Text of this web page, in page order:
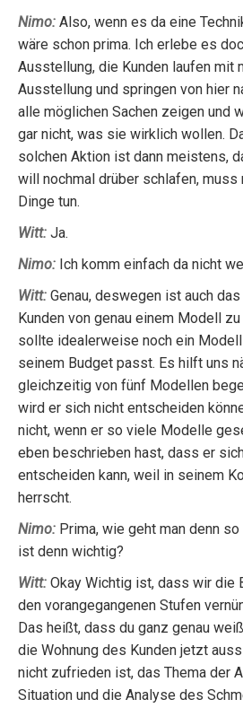
Nimo: Also, wenn es da eine
wäre schon prima. Ich erlebe es
Ausstellung, die Kunden laufen mit
Ausstellung und springen von hier
alle möglichen Sachen zeigen und
gar nicht, was sie wirklich wollen.
solchen Aktion ist dann meistens,
will nochmal drüber schlafen,
Dinge tun.
Witt: Ja.
Nimo: Ich komm einfach da nicht
Witt: Genau, deswegen ist auch
Kunden von genau einem Modell
sollte idealerweise noch ein
seinem Budget passt. Es hilft uns
gleichzeitig von fünf Modellen
wird er sich nicht entscheiden
nicht, wenn er so viele Modelle
eben beschrieben hast, dass er
entscheiden kann, weil in seinem
herrscht.
Nimo: Prima, wie geht man denn
ist denn wichtig?
Witt: Okay Wichtig ist, dass wir die
den vorangegangenen Stufen
Das heißt, dass du ganz genau
die Wohnung des Kunden jetzt
nicht zufrieden ist, das Thema der
Situation und die Analyse des